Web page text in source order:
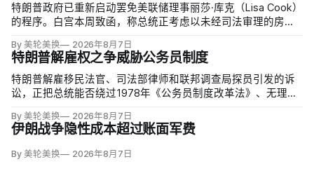
特朗普政府已重新启动罢免美联储理事丽莎·库克（Lisa Cook）
的程序。白宫本周致函，称总统正考虑以未经司法审理的房贷
By 美轮美换 2026年8月7日
特朗普解雇权之争威胁公务员制度
特朗普解雇移民法官、司法部律师和联邦调查局探员引发的诉
讼，正把总统能否绕过1978年《公务员制度改革法》、无理由
天将全院审理两名前移民法官梅根·杰克勒（Megan Jackler）
和布兰登·贾罗赫（Brandon Jaroc…
By 美轮美换 2026年8月7日
伊朗战争隐性成本超过账面军费
By 美轮美换 2026年8月7日